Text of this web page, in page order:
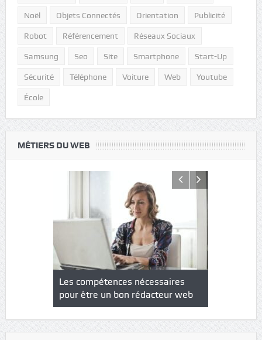
Noël Objets Connectés Orientation Publicité
Robot Référencement Réseaux Sociaux
Samsung Seo Site Smartphone Start-Up
Sécurité Téléphone Voiture Web Youtube
École
MÉTIERS DU WEB
Les compétences nécessaires
pour être un bon rédacteur web
Quel est